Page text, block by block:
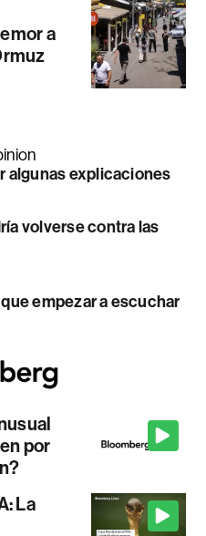
a
algunas explicaciones
volverse contra las
empezar a escuchar
por
La